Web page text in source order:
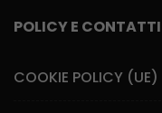
POLICY E CONTATTI
COOKIE POLICY (UE)